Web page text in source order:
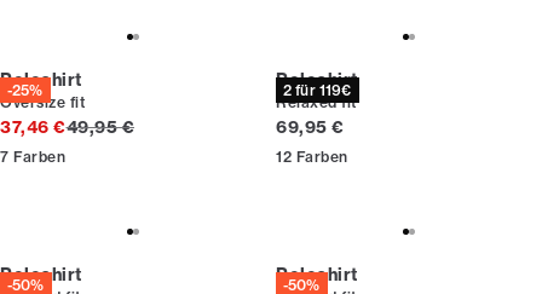
-25%
Poloshirt
Oversize fit
37,46 €Ursprünglicher Preis
49,95 €
7 Farben
2 für 119€
Poloshirt
Relaxed fit
Preis
69,95 €
12 Farben
-50%
Poloshirt -50%
Poloshirt